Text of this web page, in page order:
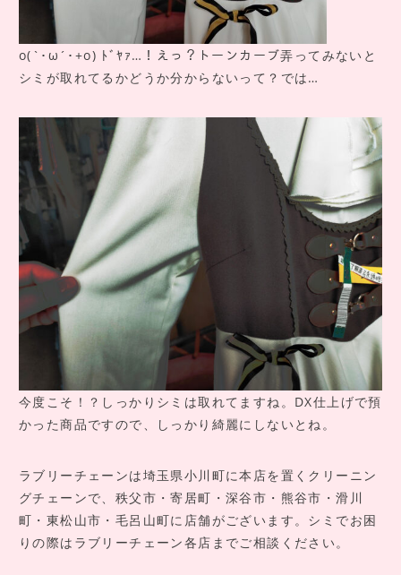
o(`･ω´･+o) ﾄﾞﾔｧ…！えっ？トーンカーブ弄ってみないと
シミが取れてるかどうか分からないって？では…
今度こそ！？しっかりシミは取れてますね。DX仕上げで預
かった商品ですので、しっかり綺麗にしないとね。
ラブリーチェーンは埼玉県小川町に本店を置くクリーニン
グチェーンで、秩父市・寄居町・深谷市・熊谷市・滑川
町・東松山市・毛呂山町に店舗がございます。シミでお困
りの際はラブリーチェーン各店までご相談ください。